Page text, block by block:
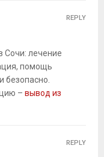
Сочи: лечение
помощь
безопасно.
– вывод из
REPLY
REPLY